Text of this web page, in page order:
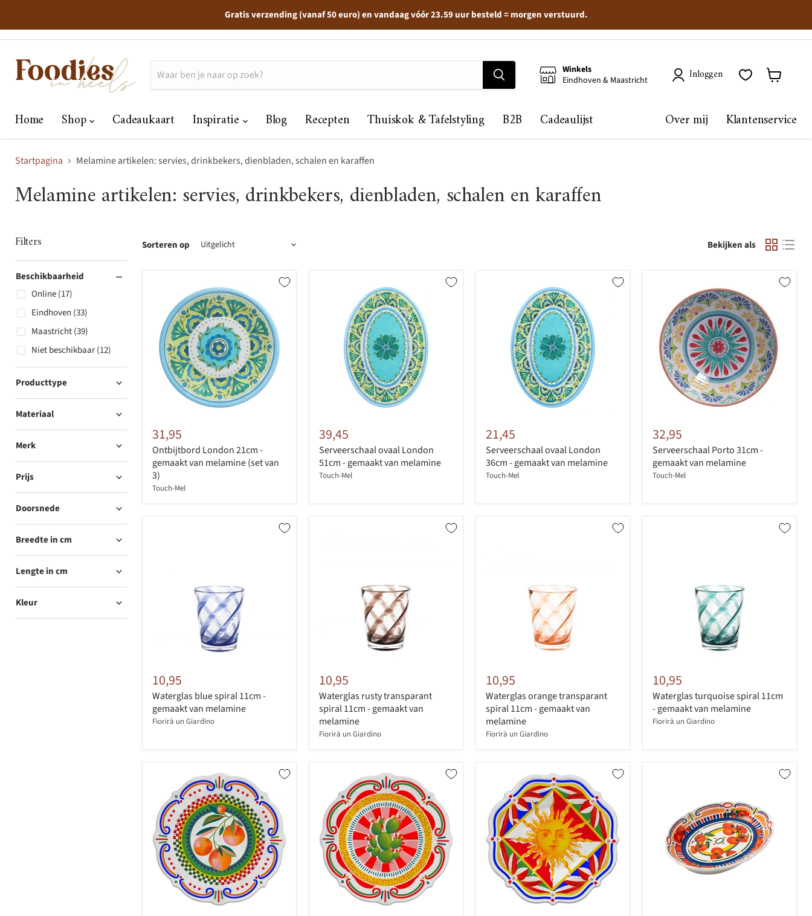
Gratis verzending (vanaf 50 euro) en vandaag vóór 23.59 uur besteld = morgen verstuurd.
Winkels
Eindhoven & Maastricht
Inloggen
Home Shop Cadeaukaart Inspiratie Blog Recepten Thuiskok & Tafelstyling B2B Cadeaulijst Over mij Klantenservice
Startpagina Melamine artikelen: servies, drinkbekers, dienbladen, schalen en karaffen
Melamine artikelen: servies, drinkbekers, dienbladen, schalen en karaffen
Filters
Beschikbaarheid
Eindhoven (33)
Maastricht (39)
Niet beschikbaar (12)
Online (17)
Producttype
Materiaal
Merk
Prijs
Doorsnede
Breedte in cm
Lengte in cm
Kleur
Sorteren op Bekijken als
31,95
Ontbijtbord London 21cm -
gemaakt van melamine (set van
3)
Touch-Mel
39,45
Serveerschaal ovaal London
51cm - gemaakt van melamine
Touch-Mel
21,45
Serveerschaal ovaal London
36cm - gemaakt van melamine
Touch-Mel
32,95
Serveerschaal Porto 31cm -
gemaakt van melamine
Touch-Mel
10,95
Waterglas blue spiral 11cm -
gemaakt van melamine
Fiorirà un Giardino
10,95
Waterglas rusty transparant
spiral 11cm - gemaakt van
melamine
Fiorirà un Giardino
10,95
Waterglas orange transparant
spiral 11cm - gemaakt van
melamine
Fiorirà un Giardino
10,95
Waterglas turquoise spiral 11cm
- gemaakt van melamine
Fiorirà un Giardino